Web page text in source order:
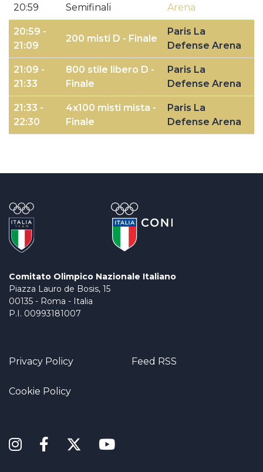
20:59
Semifinali
Arena
20:59 -
21:09
200 misti D - Finale
Paris La
Defense Arena
21:09 -
21:33
800 stile libero D -
Finale
Paris La
Defense Arena
21:33 -
22:30
4x100 misti mista -
Finale
Paris La
Defense Arena
Comitato Olimpico Nazionale Italiano
Piazza Lauro de Bosis, 15
00135 - Roma - Italia
P.I. 00993181007
Privacy Policy Feed RSS
Cookie Policy